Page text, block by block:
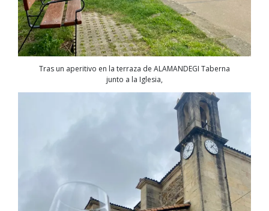
Tras un aperitivo en la terraza de ALAMANDEGI Taberna
junto a la Iglesia,